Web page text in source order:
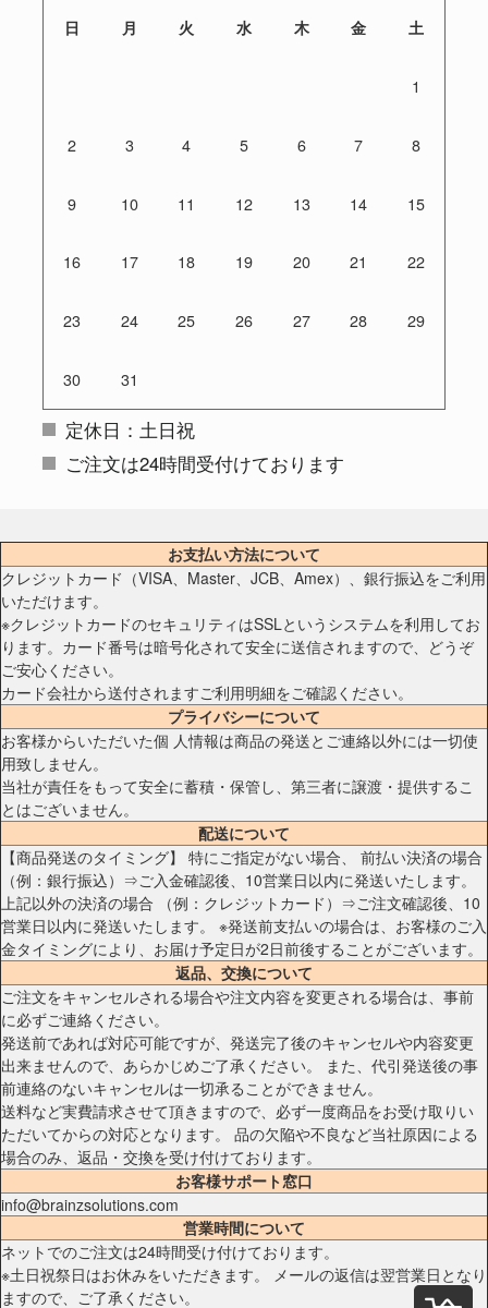
日 月 火 水 木 金 土
1
2 3 4 5 6 7 8
9 10 11 12 13 14 15
16 17 18 19 20 21 22
23 24 25 26 27 28 29
30 31
定休日：土日祝
ご注文は24時間受付けております
お支払い方法について
クレジットカード（VISA、Master、JCB、Amex）、銀行振込をご利用
いただけます。
※クレジットカードのセキュリティはSSLというシステムを利用してお
ります。カード番号は暗号化されて安全に送信されますので、どうぞ
ご安心ください。
カード会社から送付されますご利用明細をご確認ください。
プライバシーについて
お客様からいただいた個 人情報は商品の発送とご連絡以外には一切使
用致しません。
当社が責任をもって安全に蓄積・保管し、第三者に譲渡・提供するこ
とはございません。
配送について
【商品発送のタイミング】 特にご指定がない場合、 前払い決済の場合
（例：銀行振込）⇒ご入金確認後、10営業日以内に発送いたします。
上記以外の決済の場合 （例：クレジットカード）⇒ご注文確認後、10
営業日以内に発送いたします。 ※発送前支払いの場合は、お客様のご入
金タイミングにより、お届け予定日が2日前後することがございます。
返品、交換について
ご注文をキャンセルされる場合や注文内容を変更される場合は、事前
に必ずご連絡ください。
発送前であれば対応可能ですが、発送完了後のキャンセルや内容変更
出来ませんので、あらかじめご了承ください。 また、代引発送後の事
前連絡のないキャンセルは一切承ることができません。
送料など実費請求させて頂きますので、必ず一度商品をお受け取りい
ただいてからの対応となります。 品の欠陥や不良など当社原因による
場合のみ、返品・交換を受け付けております。
お客様サポート窓口
info@brainzsolutions.com
営業時間について
ネットでのご注文は24時間受け付けております。
※土日祝祭日はお休みをいただきます。 メールの返信は翌営業日となり
ますので、ご了承ください。